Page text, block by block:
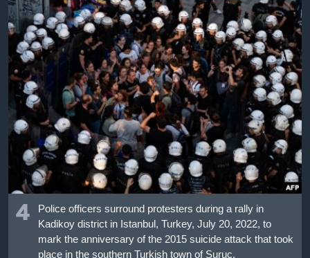
4
Police officers surround protesters during a rally in
Kadikoy district in Istanbul, Turkey, July 20, 2022, to
mark the anniversary of the 2015 suicide attack that took
place in the southern Turkish town of Suruc.